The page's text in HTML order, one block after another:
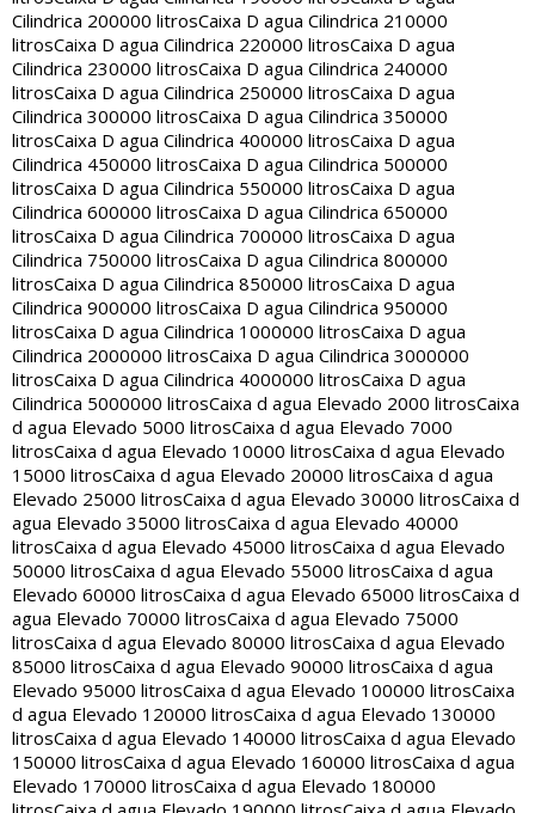
Cilindrica 200000 litrosCaixa D agua Cilindrica 210000
litrosCaixa D agua Cilindrica 220000 litrosCaixa D agua
Cilindrica 230000 litrosCaixa D agua Cilindrica 240000
litrosCaixa D agua Cilindrica 250000 litrosCaixa D agua
Cilindrica 300000 litrosCaixa D agua Cilindrica 350000
litrosCaixa D agua Cilindrica 400000 litrosCaixa D agua
Cilindrica 450000 litrosCaixa D agua Cilindrica 500000
litrosCaixa D agua Cilindrica 550000 litrosCaixa D agua
Cilindrica 600000 litrosCaixa D agua Cilindrica 650000
litrosCaixa D agua Cilindrica 700000 litrosCaixa D agua
Cilindrica 750000 litrosCaixa D agua Cilindrica 800000
litrosCaixa D agua Cilindrica 850000 litrosCaixa D agua
Cilindrica 900000 litrosCaixa D agua Cilindrica 950000
litrosCaixa D agua Cilindrica 1000000 litrosCaixa D agua
Cilindrica 2000000 litrosCaixa D agua Cilindrica 3000000
litrosCaixa D agua Cilindrica 4000000 litrosCaixa D agua
Cilindrica 5000000 litrosCaixa d agua Elevado 2000 litrosCaixa
d agua Elevado 5000 litrosCaixa d agua Elevado 7000
litrosCaixa d agua Elevado 10000 litrosCaixa d agua Elevado
15000 litrosCaixa d agua Elevado 20000 litrosCaixa d agua
Elevado 25000 litrosCaixa d agua Elevado 30000 litrosCaixa d
agua Elevado 35000 litrosCaixa d agua Elevado 40000
litrosCaixa d agua Elevado 45000 litrosCaixa d agua Elevado
50000 litrosCaixa d agua Elevado 55000 litrosCaixa d agua
Elevado 60000 litrosCaixa d agua Elevado 65000 litrosCaixa d
agua Elevado 70000 litrosCaixa d agua Elevado 75000
litrosCaixa d agua Elevado 80000 litrosCaixa d agua Elevado
85000 litrosCaixa d agua Elevado 90000 litrosCaixa d agua
Elevado 95000 litrosCaixa d agua Elevado 100000 litrosCaixa
d agua Elevado 120000 litrosCaixa d agua Elevado 130000
litrosCaixa d agua Elevado 140000 litrosCaixa d agua Elevado
150000 litrosCaixa d agua Elevado 160000 litrosCaixa d agua
Elevado 170000 litrosCaixa d agua Elevado 180000